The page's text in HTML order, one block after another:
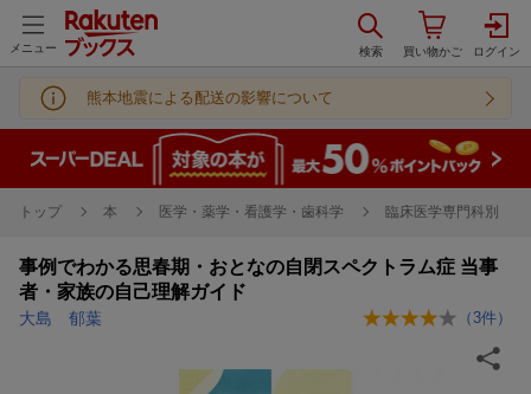
メニュー
熊本地震による配送の影響について
トップ 本 医学・薬学・看護学・歯科学 臨床医学専門科別
事例でわかる思春期・おとなの自閉スペクトラム症 当事
者・家族の自己理解ガイド
大島 郁葉 （ 3件）